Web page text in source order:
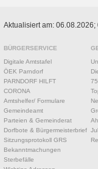
Aktualisiert am: 06.08.2026;
BÜRGERSERVICE
Digitale Amtstafel
ÖEK Parndorf
PARNDORF HILFT
CORONA
Amtshelfer/ Formulare
Gemeindeamt
Parteien & Gemeinderat
Dorfbote & Bürgermeisterbrief
Sitzungsprotokoll GRS
Bekanntmachungen
Sterbefälle